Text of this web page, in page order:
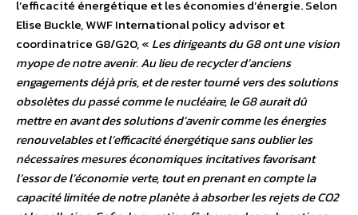
l’efficacité énergétique et les économies d’énergie. Selon
Elise Buckle, WWF International policy advisor et
coordinatrice G8/G20, « Les dirigeants du G8 ont une vision
myope de notre avenir. Au lieu de recycler d’anciens
engagements déjà pris, et de rester tourné vers des solutions
obsolètes du passé comme le nucléaire, le G8 aurait dû
mettre en avant des solutions d’avenir comme les énergies
renouvelables et l’efficacité énergétique sans oublier les
nécessaires mesures économiques incitatives favorisant
l’essor de l’économie verte, tout en prenant en compte la
capacité limitée de notre planète à absorber les rejets de CO2